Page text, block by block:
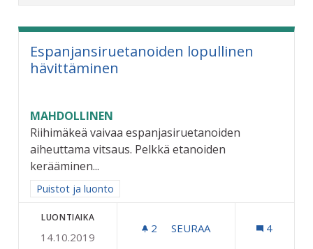
Espanjansiruetanoiden lopullinen
hävittäminen
MAHDOLLINEN
Riihimäkeä vaivaa espanjasiruetanoiden
aiheuttama vitsaus. Pelkkä etanoiden
kerääminen...
Rajaa tulokset aihepiirin mukaan: Puistot ja luonto
Puistot ja luonto
LUONTIAIKA
14.10.2019
2 2 SEURAAJAA
SEURAA 4